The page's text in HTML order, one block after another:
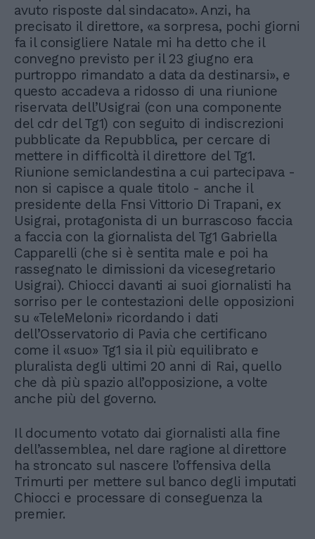
avuto risposte dal sindacato». Anzi, ha
precisato il direttore, «a sorpresa, pochi giorni
fa il consigliere Natale mi ha detto che il
convegno previsto per il 23 giugno era
purtroppo rimandato a data da destinarsi», e
questo accadeva a ridosso di una riunione
riservata dell’Usigrai (con una componente
del cdr del Tg1) con seguito di indiscrezioni
pubblicate da Repubblica, per cercare di
mettere in difficoltà il direttore del Tg1.
Riunione semiclandestina a cui partecipava -
non si capisce a quale titolo - anche il
presidente della Fnsi Vittorio Di Trapani, ex
Usigrai, protagonista di un burrascoso faccia
a faccia con la giornalista del Tg1 Gabriella
Capparelli (che si è sentita male e poi ha
rassegnato le dimissioni da vicesegretario
Usigrai). Chiocci davanti ai suoi giornalisti ha
sorriso per le contestazioni delle opposizioni
su «TeleMeloni» ricordando i dati
dell’Osservatorio di Pavia che certificano
come il «suo» Tg1 sia il più equilibrato e
pluralista degli ultimi 20 anni di Rai, quello
che dà più spazio all’opposizione, a volte
anche più del governo.
Il documento votato dai giornalisti alla fine
dell’assemblea, nel dare ragione al direttore
ha stroncato sul nascere l’offensiva della
Trimurti per mettere sul banco degli imputati
Chiocci e processare di conseguenza la
premier.